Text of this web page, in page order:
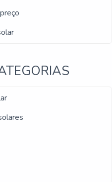
realizadas as
de última
e profissionais